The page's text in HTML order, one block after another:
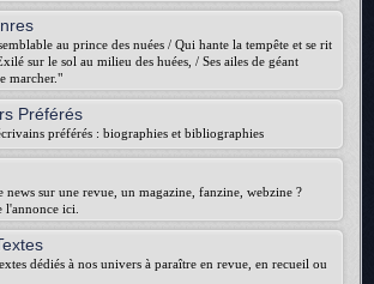
au prince des nuées / Qui hante la tempête et se rit
sur le sol au milieu des huées, / Ses ailes de géant
marcher."
Préférés
préférés : biographies et bibliographies
news sur une revue, un magazine, fanzine, webzine ?
l'annonce ici.
dédiés à nos univers à paraître en revue, en recueil ou